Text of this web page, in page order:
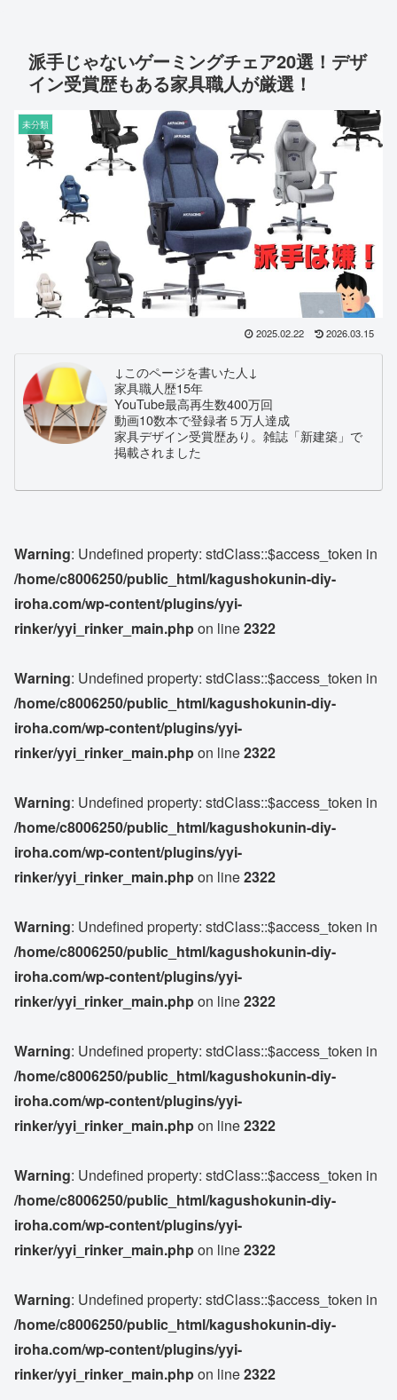
派手じゃないゲーミングチェア20選！デザ
イン受賞歴もある家具職人が厳選！
未分類
2025.02.22 2026.03.15
↓このページを書いた人↓
家具職人歴15年
YouTube最高再生数400万回
動画10数本で登録者５万人達成
家具デザイン受賞歴あり。雑誌「新建築」で
掲載されました
Warning: Undefined property: stdClass::$access_token in
/home/c8006250/public_html/kagushokunin-diy-
iroha.com/wp-content/plugins/yyi-
rinker/yyi_rinker_main.phpon line2322
Warning: Undefined property: stdClass::$access_token in
/home/c8006250/public_html/kagushokunin-diy-
iroha.com/wp-content/plugins/yyi-
rinker/yyi_rinker_main.phpon line2322
Warning: Undefined property: stdClass::$access_token in
/home/c8006250/public_html/kagushokunin-diy-
iroha.com/wp-content/plugins/yyi-
rinker/yyi_rinker_main.phpon line2322
Warning: Undefined property: stdClass::$access_token in
/home/c8006250/public_html/kagushokunin-diy-
iroha.com/wp-content/plugins/yyi-
rinker/yyi_rinker_main.phpon line2322
Warning: Undefined property: stdClass::$access_token in
/home/c8006250/public_html/kagushokunin-diy-
iroha.com/wp-content/plugins/yyi-
rinker/yyi_rinker_main.phpon line2322
Warning: Undefined property: stdClass::$access_token in
/home/c8006250/public_html/kagushokunin-diy-
iroha.com/wp-content/plugins/yyi-
rinker/yyi_rinker_main.phpon line2322
Warning: Undefined property: stdClass::$access_token in
/home/c8006250/public_html/kagushokunin-diy-
iroha.com/wp-content/plugins/yyi-
rinker/yyi_rinker_main.phpon line2322